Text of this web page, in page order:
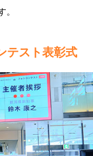
。
テスト表彰式